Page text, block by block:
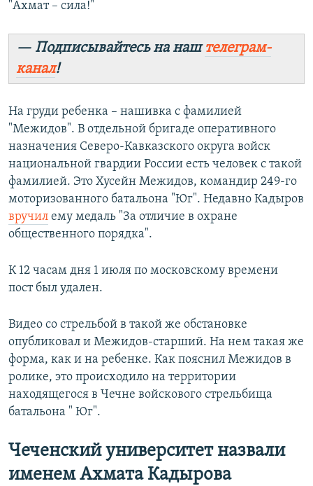
"Ахмат – сила!"
— Подписывайтесь на наштелеграм-
канал!
На груди ребенка – нашивка с фамилией
"Межидов". В отдельной бригаде оперативного
назначения Северо-Кавказского округа войск
национальной гвардии России есть человек с такой
фамилией. Это Хусейн Межидов, командир 249-го
моторизованного батальона "Юг". Недавно Кадыров
вручил ему медаль "За отличие в охране
общественного порядка".
К 12 часам дня 1 июля по московскому времени
пост был удален.
Видео со стрельбой в такой же обстановке
опубликовал и Межидов-старший. На нем такая же
форма, как и на ребенке. Как пояснил Межидов в
ролике, это происходило на территории
находящегося в Чечне войскового стрельбища
батальона " Юг".
Чеченский университет назвали
именем Ахмата Кадырова